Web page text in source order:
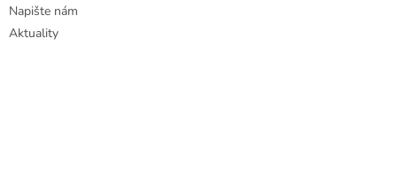
Napište nám
Aktuality